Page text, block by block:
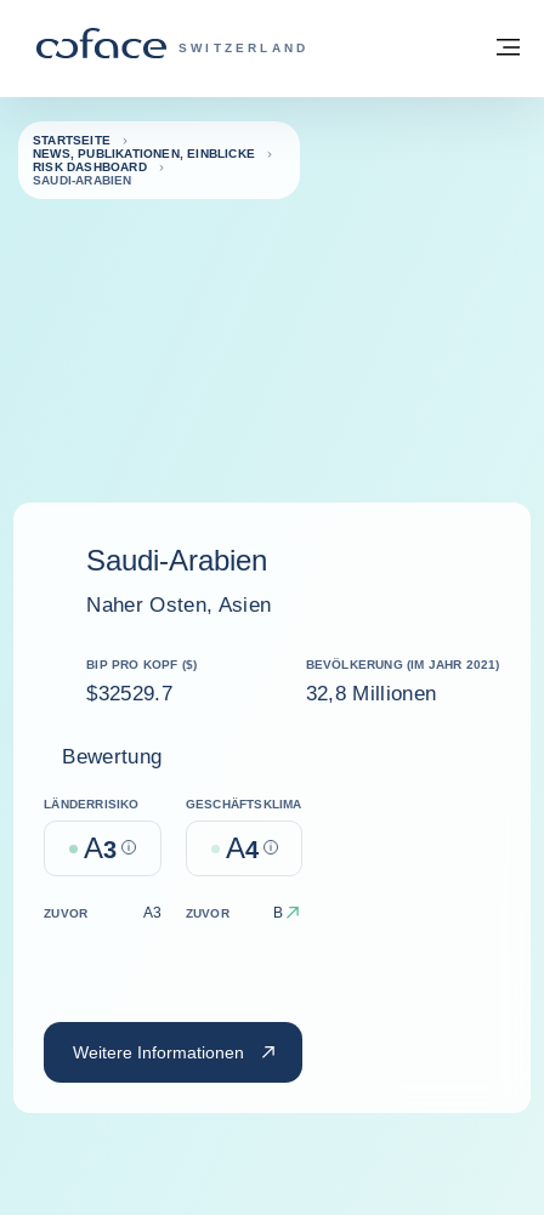
COFACE FOR TRADE - WEBSEITE DER
SWITZERLAND
Zurück zur Startseite
STARTSEITE
NEWS, PUBLIKATIONEN, EINBLICKE
RISK DASHBOARD
SAUDI-ARABIEN
Saudi-Arabien
Naher Osten, Asien
BIP PRO KOPF ($)
$32529.7
BEVÖLKERUNG (IM JAHR 2021)
32,8 Millionen
Bewertung
LÄNDERRISIKO
A3 Help
GESCHÄFTSKLIMA
A4 Help
ZUVOR A3 ZUVOR B
Weitere Informationen